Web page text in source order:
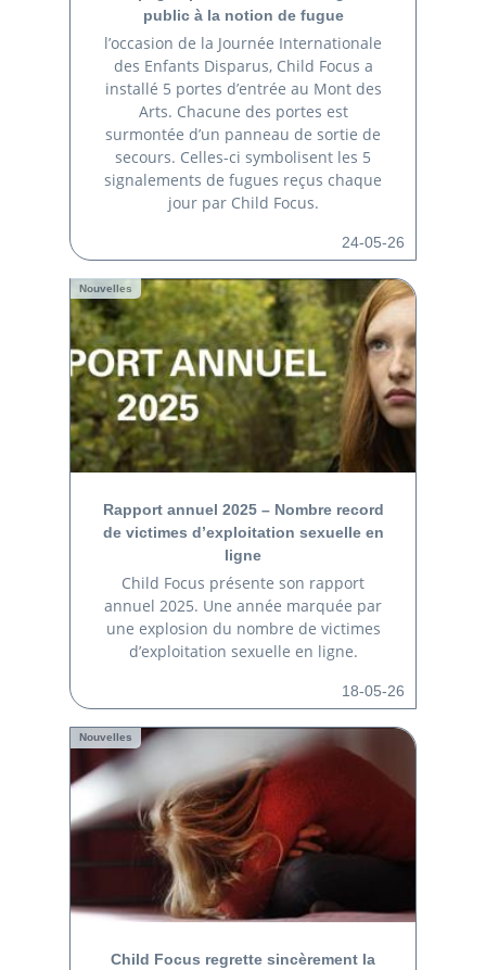
public à la notion de fugue
l’occasion de la Journée Internationale
des Enfants Disparus, Child Focus a
installé 5 portes d’entrée au Mont des
Arts. Chacune des portes est
surmontée d’un panneau de sortie de
secours. Celles-ci symbolisent les 5
signalements de fugues reçus chaque
jour par Child Focus.
24-05-26
Nouvelles
Rapport annuel 2025 – Nombre record
de victimes d’exploitation sexuelle en
ligne
Child Focus présente son rapport
annuel 2025. Une année marquée par
une explosion du nombre de victimes
d’exploitation sexuelle en ligne.
18-05-26
Nouvelles
Child Focus regrette sincèrement la